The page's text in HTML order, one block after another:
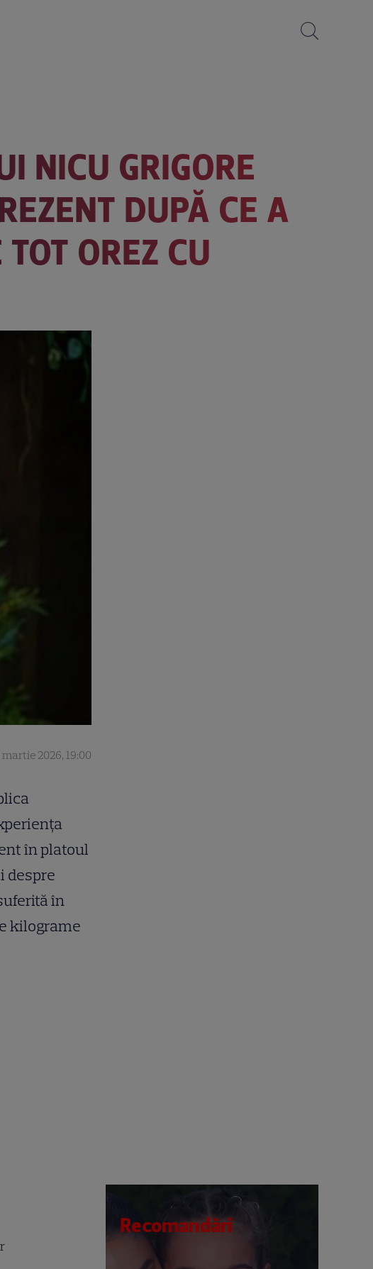
NICU GRIGORE
DUPĂ CE A
OREZ CU
martie 2026, 19:00
în platoul
despre
în
kilograme
Recomandări